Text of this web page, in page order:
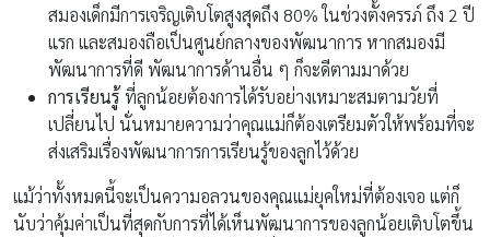
สมองเด็กมีการเจริญเติบโตสูงสุดถึง 80% ในช่วงตั้งครรภ์ ถึง 2 ปี
แรก และสมองถือเป็นศูนย์กลางของพัฒนาการ หากสมองมี
พัฒนาการที่ดี พัฒนาการด้านอื่น ๆ ก็จะดีตามมาด้วย
การเรียนรู้ ที่ลูกน้อยต้องการได้รับอย่างเหมาะสมตามวัยที่
เปลี่ยนไป นั่นหมายความว่าคุณแม่ก็ต้องเตรียมตัวให้พร้อมที่จะ
ส่งเสริมเรื่องพัฒนาการการเรียนรู้ของลูกไว้ด้วย
แม้ว่าทั้งหมดนี้จะเป็นความอลวนของคุณแม่ยุคใหม่ที่ต้องเจอ แต่ก็
นับว่าคุ้มค่าเป็นที่สุดกับการที่ได้เห็นพัฒนาการของลูกน้อยเติบโตขึ้น